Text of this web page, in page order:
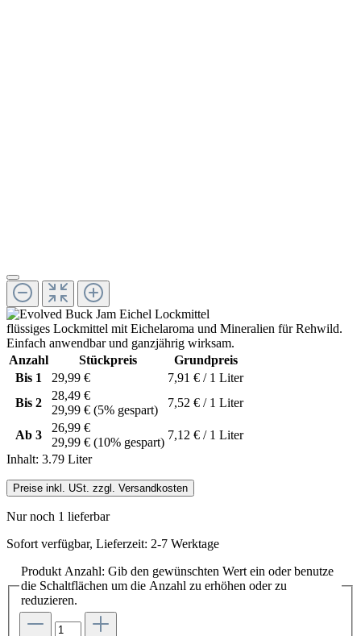
flüssiges Lockmittel mit Eichelaroma und Mineralien für Rehwild.
Einfach anwendbar und ganzjährig wirksam.
Anzahl
Stückpreis
Grundpreis
Bis 1 29,99 €
7,91 € / 1 Liter
Bis 2
28,49 €
29,99 € (5% gespart)
7,52 € / 1 Liter
Ab 3
26,99 €
29,99 € (10% gespart)
7,12 € / 1 Liter
Inhalt: 3.79 Liter
Preise inkl. USt. zzgl. Versandkosten
Nur noch 1 lieferbar
Sofort verfügbar, Lieferzeit: 2-7 Werktage
Produkt Anzahl: Gib den gewünschten Wert ein oder benutze
die Schaltflächen um die Anzahl zu erhöhen oder zu
reduzieren.